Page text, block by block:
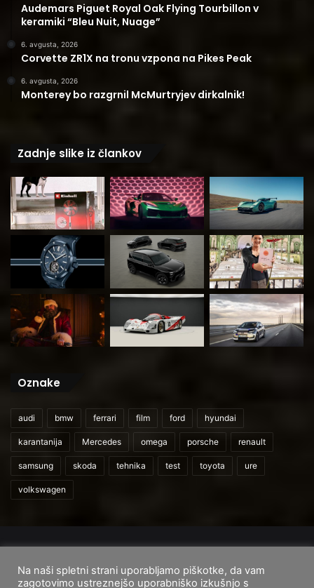
Audemars Piguet Royal Oak Flying Tourbillon v
keramiki “Bleu Nuit, Nuage”
6. avgusta, 2026
Corvette ZR1X na tronu vzpona na Pikes Peak
6. avgusta, 2026
Monterey bo razgrnil McMurtryjev dirkalnik!
Zadnje slike iz člankov
Oznake
audi bmw ferrari film ford hyundai
karantanija Mercedes omega porsche renault
samsung skoda tehnika test toyota ure
volkswagen
Domov
O nas Cenik storitev Pogoji uporabe
Na naši spletni strani uporabljamo piškotke, da vam
zagotovimo ustreznejšo uporabniško izkušnjo s